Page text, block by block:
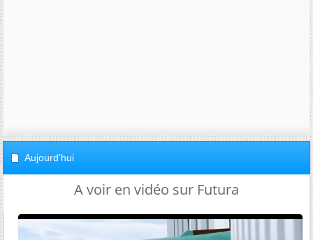
Aujourd'hui
A voir en vidéo sur Futura